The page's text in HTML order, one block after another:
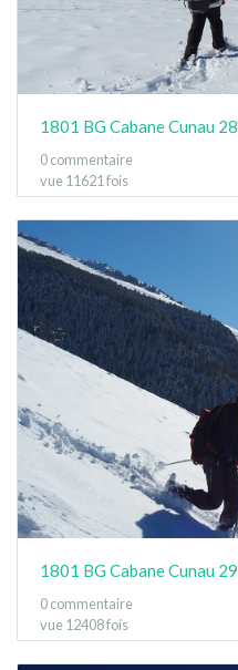
1801 BG Cabane Cunau 28
0 commentaire
vue 11621 fois
1801 BG Cabane Cunau 29
0 commentaire
vue 12408 fois